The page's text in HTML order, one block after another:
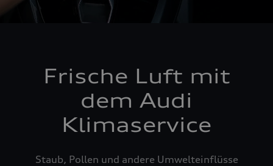
Frische Luft mit
dem Audi
Klimaservice
Staub, Pollen und andere Umwelteinflüsse